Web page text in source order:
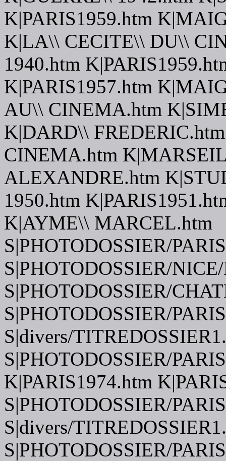
K|PARIS1959.htm
K|LA\\ CECITE\\ DU\\
1940.htm
K|PARIS1957.htm
AU\\ CINEMA.htm
K|DARD\\
CINEMA.htm
ALEXANDRE.htm
1950.htm
K|AYME\\ MARCEL.htm
S|PHOTODOSSIER/
S|PHOTODOSSIER/
S|PHOTODOSSIER/
S|PHOTODOSSIER/
S|divers/
S|PHOTODOSSIER/
K|PARIS1974.htm
S|PHOTODOSSIER/
S|divers/
S|PHOTODOSSIER/